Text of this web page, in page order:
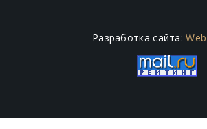
Разработка сайта: